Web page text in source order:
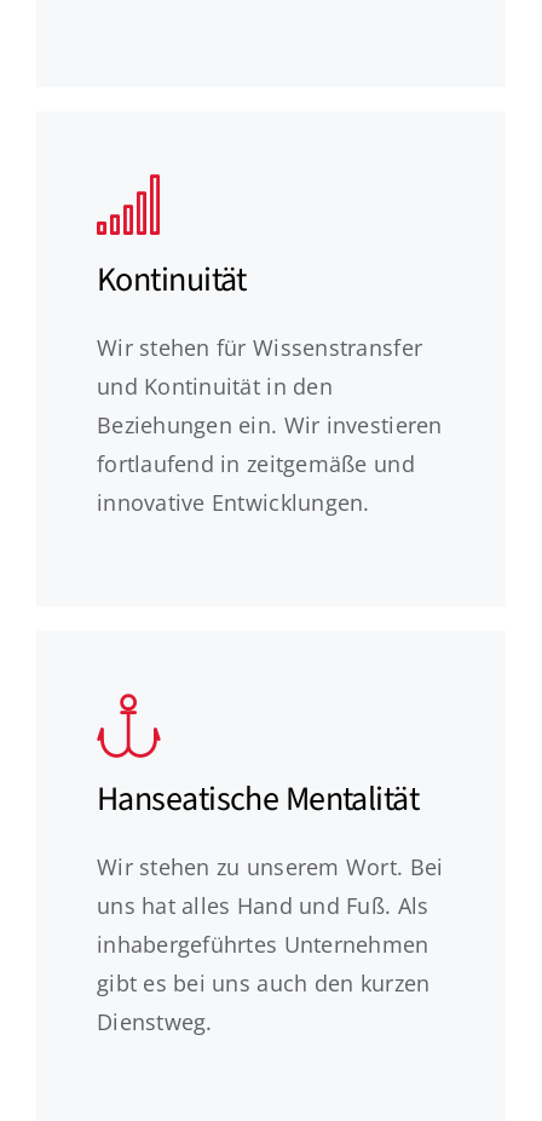
Kontinuität
Wir stehen für Wissenstransfer
und Kontinuität in den
Beziehungen ein. Wir investieren
fortlaufend in zeitgemäße und
innovative Entwicklungen.
Hanseatische Mentalität
Wir stehen zu unserem Wort. Bei
uns hat alles Hand und Fuß. Als
inhabergeführtes Unternehmen
gibt es bei uns auch den kurzen
Dienstweg.